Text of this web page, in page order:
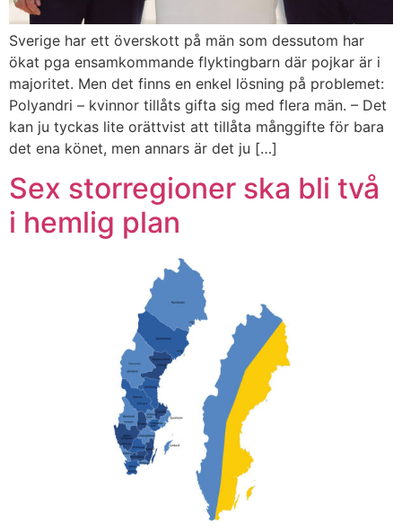
Sverige har ett överskott på män som dessutom har
ökat pga ensamkommande flyktingbarn där pojkar är i
majoritet. Men det finns en enkel lösning på problemet:
Polyandri – kvinnor tillåts gifta sig med flera män. – Det
kan ju tyckas lite orättvist att tillåta månggifte för bara
det ena könet, men annars är det ju […]
Sex storregioner ska bli två
i hemlig plan